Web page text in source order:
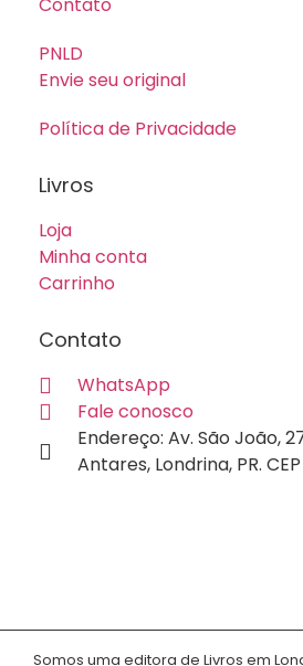
PNLD
Envie seu original
Política de Privacidade
Livros
Loja
Minha conta
Carrinho
Contato
WhatsApp
Fale conosco
Endereço: Av. São João,
Antares, Londrina, PR.
Somos uma editora de Livros em